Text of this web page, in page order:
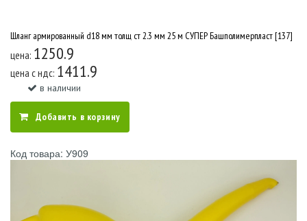
Шланг армированный d18 мм толщ ст 2.3 мм 25 м СУПЕР Башполимерпласт [137]
цена: 1250.9
цена c ндс: 1411.9
в наличии
Добавить в корзину
Код товара: У909